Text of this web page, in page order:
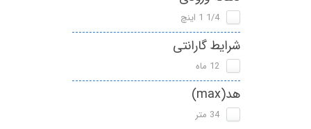
1/4 1 اینچ
شرایط گارانتی
12 ماه
هد(max)
34 متر